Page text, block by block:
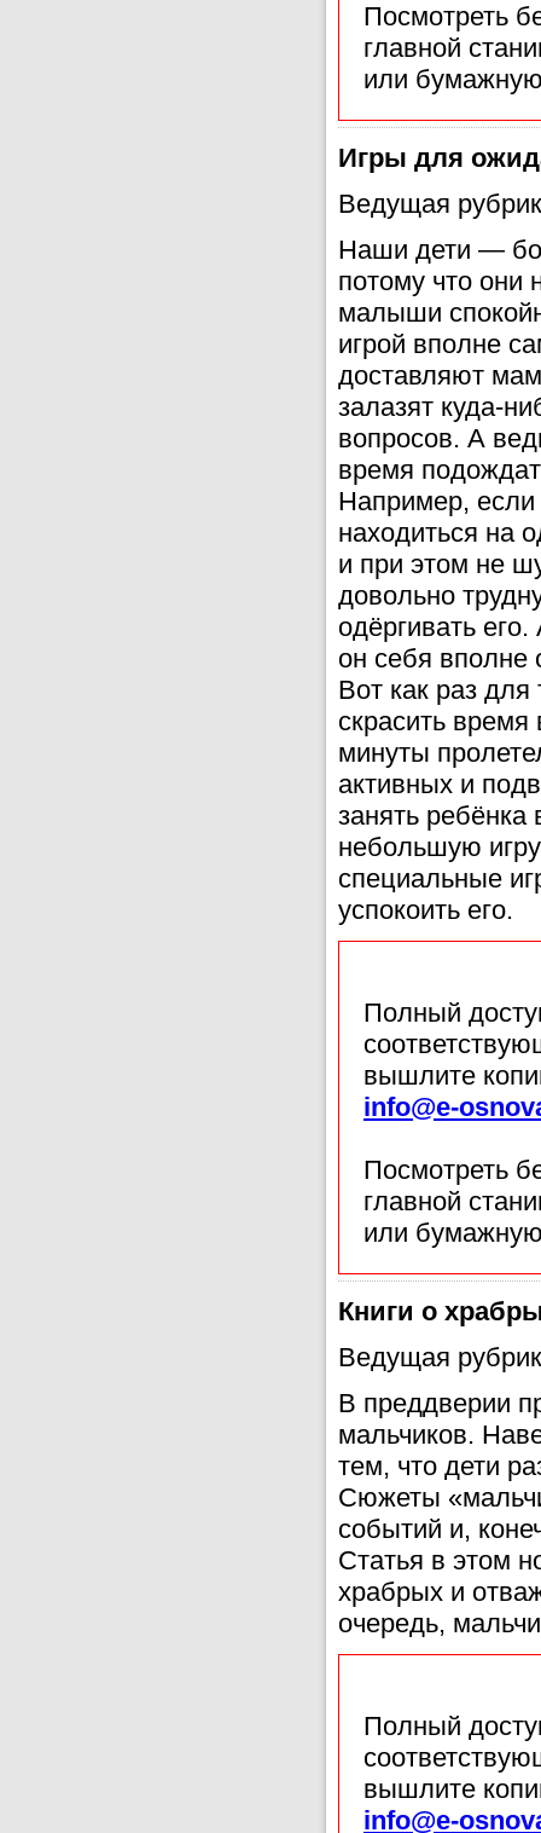
Посмотреть
главной
или
Игры для
Ведущая
Наши дети —
потому что они
малыши
игрой вполне
доставляют
залазят куда-
вопросов. А
время
Например,
находиться на
и при этом не
довольно
одёргивать
он себя вполне
Вот как раз
скрасить
минуты
активных и
занять
небольшую
специальные
успокоить его.
Полный
вышлите
info@e-
Посмотреть
главной
или
Книги о
Ведущая
В преддверии
мальчиков.
тем, что дети
Сюжеты
событий и,
Статья в этом
храбрых и
очередь,
Полный
вышлите
info@e-